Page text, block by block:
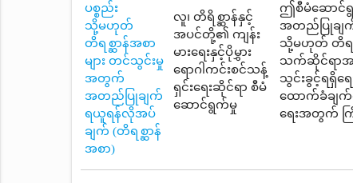
ပစ္စည်း
သို့မဟုတ်
တိရစ္ဆာန်အစာ
များ တင်သွင်းမှု
အတွက်
အတည်ပြုချက်
ရယူရန်လိုအပ်
ချက် (တိရစ္ဆာန်
အစာ)
လူ၊ တိရိစ္ဆာန်နှင့်
အပင်တို့၏ ကျန်း
မားရေးနှင့်ပိုမွှား
ရောဂါကင်းစင်သန့်
ရှင်းရေးဆိုင်ရာ စီမံ
ဆောင်ရွက်မှု
ဤစီမံဆောင်
အတည်ပြုချက်
သို့မဟုတ် တိရစ္
သက်ဆိုင်ရာအစို
သွင်းခွင့်ရရှိ
ထောက်ခံချက်
ရေးအတွက် က